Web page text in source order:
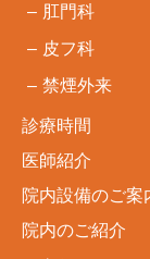
肛門科
皮フ科
禁煙外来
診療時間
医師紹介
院内設備のご案
院内のご紹介